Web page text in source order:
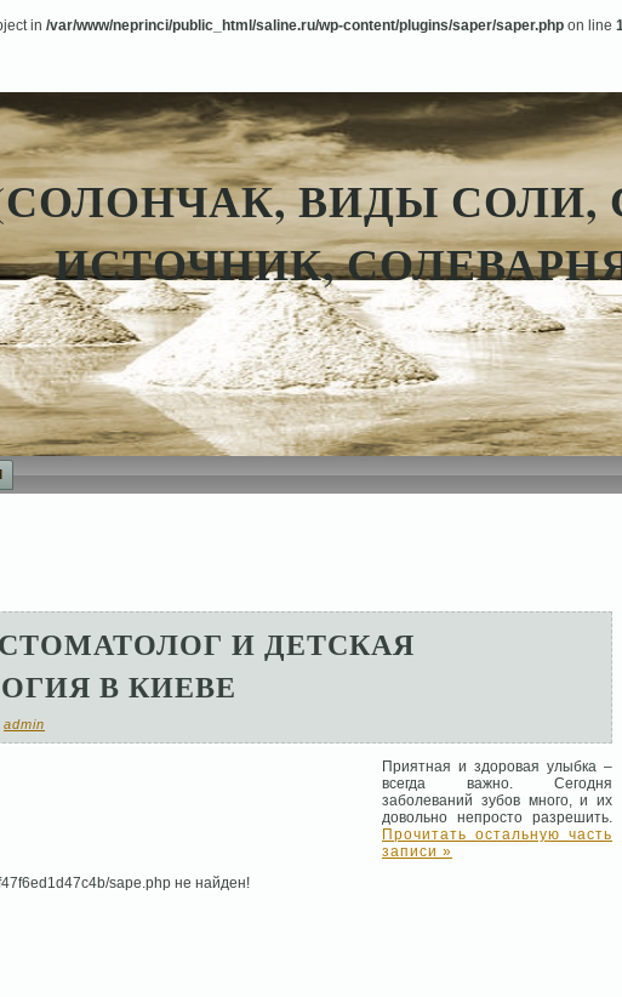
ВИДЫ
ИСТОЧНИК,
И ДЕТСКАЯ
В КИЕВЕ
admin
Приятная и здоровая улыбка –
всегда важно. Сегодня
заболеваний зубов много, и их
довольно непросто разрешить.
Прочитать остальную часть
записи »
sape.php не найден!
in /var/www/neprinci/public_html/saline.ru/wp-content/plugins/saper/saper.php on line